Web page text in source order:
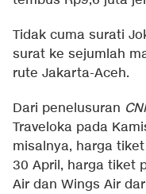
Tidak cuma surati
surat ke sejumlah
rute Jakarta-Aceh.
Dari penelusuran
Traveloka pada
misalnya, harga
30 April, harga tiket
Air dan Wings Air